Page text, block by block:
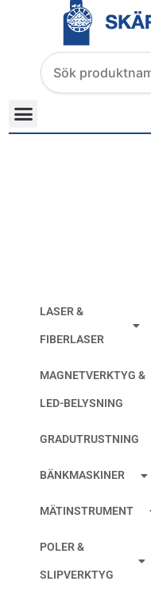
Search
products
LASER &
FIBERLASER
MAGNETVERKTYG &
LED-BELYSNING
GRADUTRUSTNING
BÄNKMASKINER
MÄTINSTRUMENT
POLER &
SLIPVERKTYG